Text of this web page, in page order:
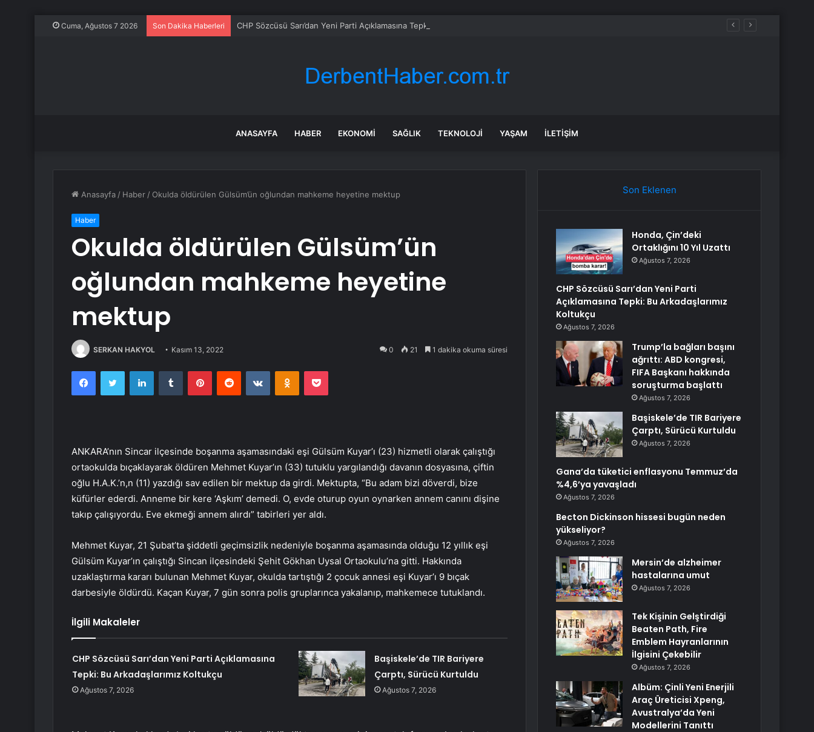
Cuma, Ağustos 7 2026 Son Dakika Haberleri CHP Sözcüsü Sarı’dan Yeni Parti Açıklamasına Tepki: Bu Arkadaşlarımız Koltukçu
ANASAYFA HABER EKONOMI SAĞLIK TEKNOLOJI YAŞAM İLETIŞIM
Anasayfa / Haber / Okulda öldürülen Gülsüm’ün oğlundan mahkeme heyetine mektup
Haber
Okulda öldürülen Gülsüm’ün
oğlundan mahkeme heyetine
mektup
SERKAN HAKYOL Kasım 13, 2022 0 21 1 dakika okuma süresi
FacebookTwitter LinkedInTumblr PinterestReddit VKontakteOdnoklassniki
Pocket
ANKARA’nın Sincar ilçesinde boşanma aşamasındaki eşi Gülsüm Kuyar’ı (23) hizmetli olarak çalıştığı
ortaokulda bıçaklayarak öldüren Mehmet Kuyar’ın (33) tutuklu yargılandığı davanın dosyasına, çiftin
oğlu H.A.K.’n,n (11) yazdığı sav edilen bir mektup da girdi. Mektupta, “Bu adam bizi döverdi, bize
küfürler ederdi. Anneme bir kere ‘Aşkım’ demedi. O, evde oturup oyun oynarken annem canını dişine
takıp çalışıyordu. Eve ekmeği annem alırdı” tabirleri yer aldı.
Mehmet Kuyar, 21 Şubat’ta şiddetli geçimsizlik nedeniyle boşanma aşamasında olduğu 12 yıllık eşi
Gülsüm Kuyar’ın çalıştığı Sincan ilçesindeki Şehit Gökhan Uysal Ortaokulu’na gitti. Hakkında
uzaklaştırma kararı bulunan Mehmet Kuyar, okulda tartıştığı 2 çocuk annesi eşi Kuyar’ı 9 bıçak
darbesiyle öldürdü. Kaçan Kuyar, 7 gün sonra polis gruplarınca yakalanıp, mahkemece tutuklandı.
İlgili Makaleler
CHP Sözcüsü Sarı’dan Yeni Parti Açıklamasına
Tepki: Bu Arkadaşlarımız Koltukçu
Ağustos 7, 2026
Başiskele’de TIR Bariyere
Çarptı, Sürücü Kurtuldu
Ağustos 7, 2026
Son Eklenen
Honda, Çin’deki
Ortaklığını 10 Yıl Uzattı
Ağustos 7, 2026
CHP Sözcüsü Sarı’dan Yeni Parti
Açıklamasına Tepki: Bu Arkadaşlarımız
Koltukçu
Ağustos 7, 2026
Trump’la bağları başını
ağrıttı: ABD kongresi,
FIFA Başkanı hakkında
soruşturma başlattı
Ağustos 7, 2026
Başiskele’de TIR Bariyere
Çarptı, Sürücü Kurtuldu
Ağustos 7, 2026
Gana’da tüketici enflasyonu Temmuz’da
%4,6’ya yavaşladı
Ağustos 7, 2026
Becton Dickinson hissesi bugün neden
yükseliyor?
Ağustos 7, 2026
Mersin’de alzheimer
hastalarına umut
Ağustos 7, 2026
Tek Kişinin Gelştirdiği
Beaten Path, Fire
Emblem Hayranlarının
İlgisini Çekebilir
Ağustos 7, 2026
Albüm: Çinli Yeni Enerjili
Araç Üreticisi Xpeng,
Avustralya’da Yeni
Modellerini Tanıttı